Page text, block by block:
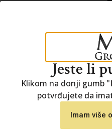
Jeste li
Klikom na donji gumb
potvrđujete da
Imam više